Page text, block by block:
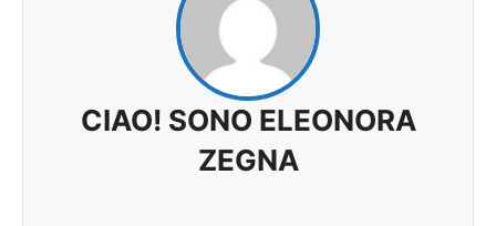
CIAO! SONO ELEONORA
ZEGNA